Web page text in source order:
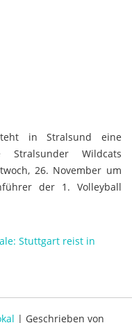
in Stralsund eine
Wildcats
26. November um
der 1. Volleyball
Stuttgart reist in
| Geschrieben von